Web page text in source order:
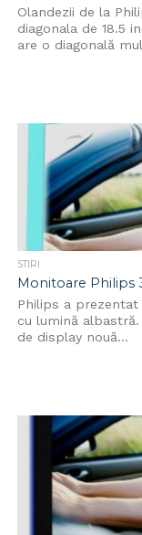
Olandezii de la
diagonala de 18.5
are o diagonală
STIRI
Monitoare Philips
Philips a prezentat
cu lumină
de display nouă...